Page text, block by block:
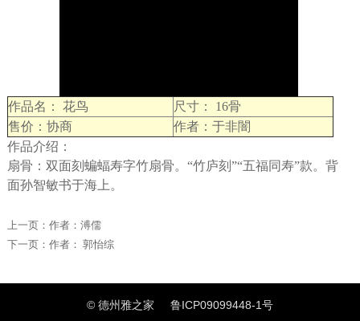
作品名： 花鸟
尺寸： 16骨
售价：协商
作者：于非闇
作品介绍：
扇骨：双面刻蝙蝠寿字竹扇骨。“竹庐刻”“五福同寿”款。背
面孙智敏书于海上。
上一页： 作者：溥儒
下一页： 作者： 郭怡综
© 德州雅之家 鲁ICP09099448-1号